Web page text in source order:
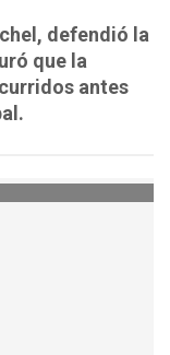
defendió la
que la
antes